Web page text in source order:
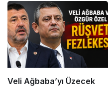
Veli Ağbaba’yı Üzecek